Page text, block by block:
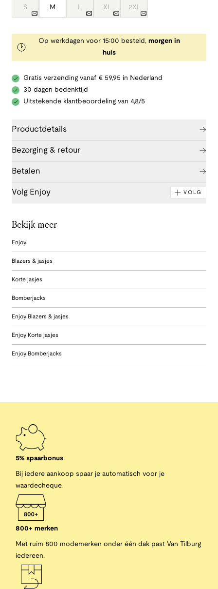
S M L XL 2XL
Op werkdagen voor 15:00 besteld, morgen in
huis
Gratis verzending vanaf € 59,95 in Nederland
30 dagen bedenktijd
Uitstekende klantbeoordeling van 4,8/5
Productdetails
Bezorging & retour
Betalen
Volg Enjoy VOLG
Bekijk meer
Enjoy
Blazers & jasjes
Korte jasjes
Bomberjacks
Enjoy Blazers & jasjes
Enjoy Korte jasjes
Enjoy Bomberjacks
5% spaarbonus
Bij iedere aankoop spaar je automatisch voor je
waardecheque.
800+ merken
Met ruim 800 modemerken onder één dak past Van Tilburg
iedereen.